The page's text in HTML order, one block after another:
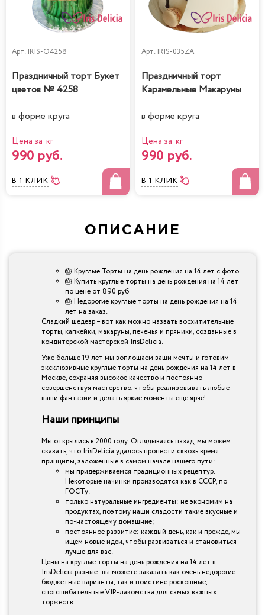
Арт. IRIS-O4258
Праздничный торт Букет
цветов № 4258
в форме круга
Цена за кг
990 руб.
В 1 КЛИК
Арт. IRIS-035ZA
Праздничный торт
Карамельные Макаруны
в форме круга
Цена за кг
990 руб.
В 1 КЛИК
ОПИСАНИЕ
🎂 Круглые Торты на день рождения на 14 лет с фото.
🎂 Купить круглые торты на день рождения на 14 лет
по цене от 890 руб
🎂 Недорогие круглые торты на день рождения на 14
лет на заказ.
Сладкий шедевр – вот как можно назвать восхитительные
торты, капкейки, макаруны, печенья и пряники, созданные в
кондитерской мастерской IrisDelicia.
Уже больше 19 лет мы воплощаем ваши мечты и готовим
эксклюзивные круглые торты на день рождения на 14 лет в
Москве, сохраняя высокое качество и постоянно
совершенствуя мастерство, чтобы реализовывать любые
ваши фантазии и делать яркие моменты еще ярче!
Наши принципы
Мы открылись в 2000 году. Оглядываясь назад, мы можем
сказать, что IrisDelicia удалось пронести сквозь время
принципы, заложенные в самом начале нашего пути:
мы придерживаемся традиционных рецептур.
Некоторые начинки производятся как в СССР, по
ГОСТу.
только натуральные ингредиенты: не экономим на
продуктах, поэтому наши сладости такие вкусные и
по-настоящему домашние;
постоянное развитие: каждый день, как и прежде, мы
ищем новые идеи, чтобы развиваться и становиться
лучше для вас.
Цены на круглые торты на день рождения на 14 лет в
IrisDelicia разные: вы можете заказать как очень недорогие
бюджетные варианты, так и поистине роскошные,
сногсшибательные VIP-лакомства для самых важных
торжеств.